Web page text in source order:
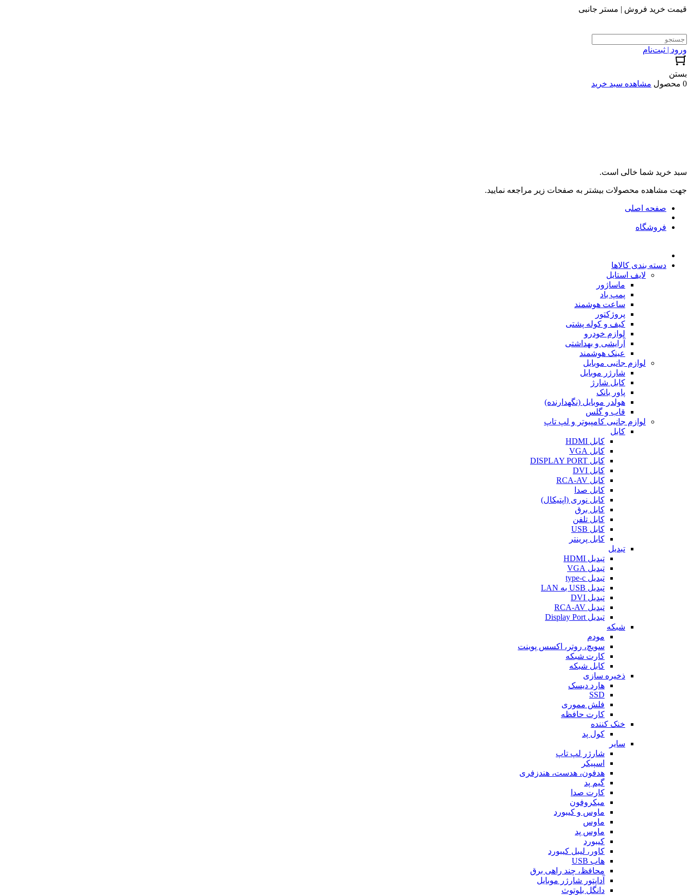
قیمت خرید فروش | مستر جانبی
ورود | ثبت‌نام
بستن
0 محصول
مشاهده سبد خرید
سبد خرید شما خالی است.
جهت مشاهده محصولات بیشتر به صفحات زیر مراجعه نمایید.
صفحه اصلی
فروشگاه
دسته بندی کالاها
لایف استایل
ماساژور
پمپ باد
ساعت هوشمند
پروژکتور
کیف و کوله پشتی
لوازم خودرو
آرایشی و بهداشتی
عینک هوشمند
لوازم جانبی موبایل
شارژر موبایل
کابل شارژ
پاور بانک
هولدر موبایل (نگهدارنده)
قاب و گلس
لوازم جانبی کامپیوتر و لپ تاپ
کابل
کابل HDMI
کابل VGA
کابل DISPLAY PORT
کابل DVI
کابل RCA-AV
کابل صدا
کابل نوری (اپتیکال)
کابل برق
کابل تلفن
کابل USB
کابل پرینتر
تبدیل
تبدیل HDMI
تبدیل VGA
تبدیل type-c
تبدیل USB به LAN
تبدیل DVI
تبدیل RCA-AV
تبدیل Display Port
شبکه
مودم
سویچ، روتر، اکسس پوینت
کارت شبکه
کابل شبکه
ذخیره سازی
هارد دیسک
SSD
فلش مموری
کارت حافظه
خنک کننده
کول پد
سایر
شارژر لپ تاپ
اسپیکر
هدفون، هدست، هندزفری
گیم پد
کارت صدا
میکروفون
ماوس و کیبورد
ماوس
ماوس پد
کیبورد
کاور، لیبل کیبورد
هاب USB
محافظ، چند راهی برق
آداپتور شارژر موبایل
دانگل بلوتوث